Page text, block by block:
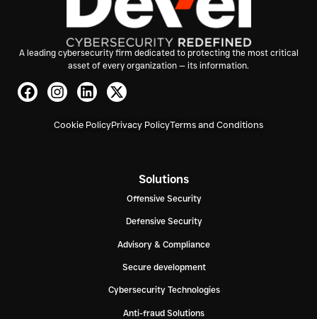
A leading cybersecurity firm dedicated to protecting the most critical
asset of every organization — its information.
Cookie PolicyPrivacy PolicyTerms and Conditions
Solutions
Offensive Security
Defensive Security
Advisory & Compliance
Secure development
Cybersecurity Technologies
Anti-fraud Solutions